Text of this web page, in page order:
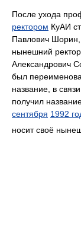
После ухода
ректором КуАИ
Павлович
нынешний
Александрович
был
название, в
получил
сентября 1992
носит своё